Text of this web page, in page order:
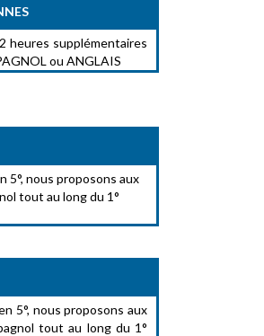
heures supplémentaires
ou ANGLAIS
5°, nous proposons aux
tout au long du 1°
5°, nous proposons aux
tout au long du 1°